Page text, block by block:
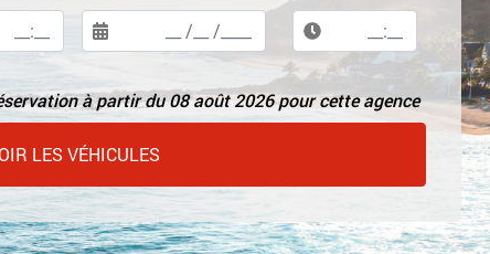
à partir du08 août 2026pour cette agence
LES VÉHICULES